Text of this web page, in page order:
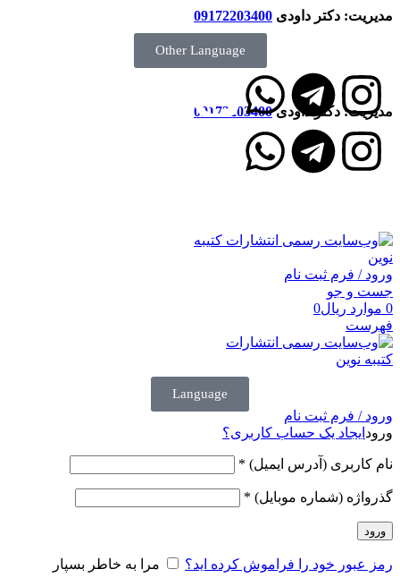
مدیریت: دکتر داودی 09172203400
Other Language
مدیریت: دکتر داودی09172203400
ورود / فرم ثبت نام
جست و جو
0 موارد ریال0
فهرست
Language
ورود / فرم ثبت نام
ورود ایجاد یک حساب کاربری؟
نام کاربری (آدرس ایمیل) *
گذرواژه (شماره موبایل) *
ورود
رمز عبور خود را فراموش کرده اید؟ مرا به خاطر بسپار